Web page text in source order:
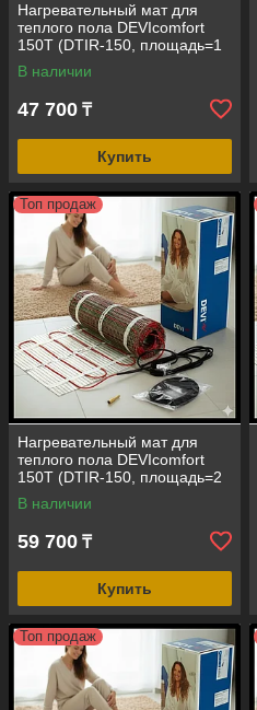
Нагревательный мат для
теплого пола DEVIcomfort
150T (DTIR-150, площадь=1
кв.м, 150 Вт, размер=0,5 м*2
м)
В наличии
47 700 ₸
Купить
Топ продаж
Нагревательный мат для
теплого пола DEVIcomfort
150T (DTIR-150, площадь=2
кв.м, 300 Вт, размер=0,5 м*4
м)
В наличии
59 700 ₸
Купить
Топ продаж